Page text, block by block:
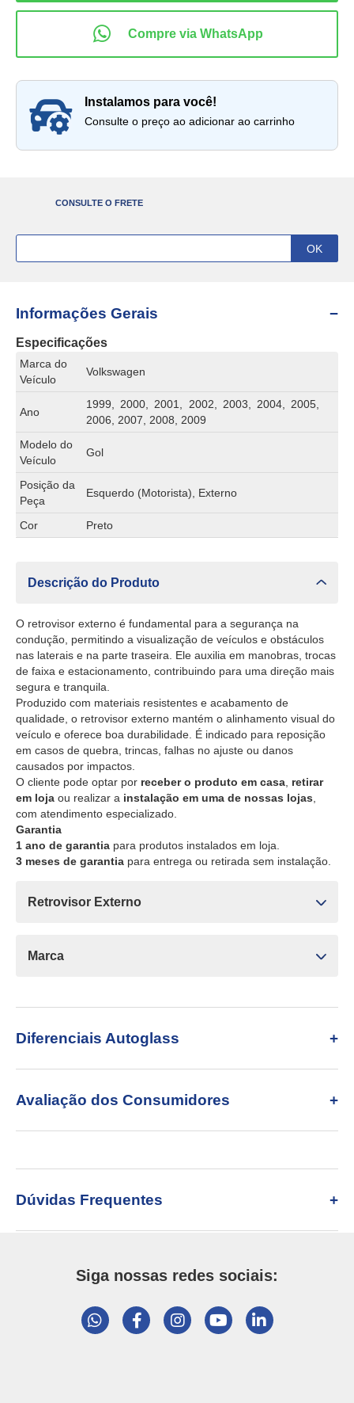
instalamos para você!
Consulte o preço ao adicionar ao carrinho
CONSULTE O FRETE
Informações Gerais
Especificações
Marca do
Veículo
Volkswagen
Ano
1999, 2000, 2001, 2002, 2003, 2004, 2005,
2006, 2007, 2008, 2009
Modelo do
Veículo
Gol
Posição da
Peça
Esquerdo (Motorista), Externo
Cor Preto
Descrição do Produto
O retrovisor externo é fundamental para a segurança na
condução, permitindo a visualização de veículos e obstáculos
nas laterais e na parte traseira. Ele auxilia em manobras, trocas
de faixa e estacionamento, contribuindo para uma direção mais
segura e tranquila.
Produzido com materiais resistentes e acabamento de
qualidade, o retrovisor externo mantém o alinhamento visual do
veículo e oferece boa durabilidade. É indicado para reposição
em casos de quebra, trincas, falhas no ajuste ou danos
causados por impactos.
O cliente pode optar por receber o produto em casa retirar
em loja ou realizar a instalação em uma de nossas lojas
com atendimento especializado.
Garantia
1 ano de garantia para produtos instalados em loja.
3 meses de garantia para entrega ou retirada sem instalação.
Retrovisor Externo
Marca
Diferenciais Autoglass
Avaliação dos Consumidores
Dúvidas Frequentes
Siga nossas redes sociais: